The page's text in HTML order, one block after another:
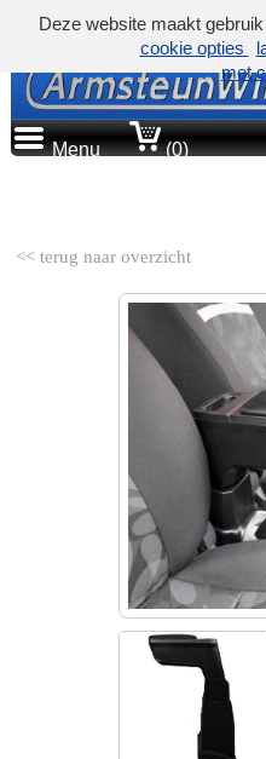
Menu (0)
<< terug naar overzicht
Deze website maakt
cookie opties
met